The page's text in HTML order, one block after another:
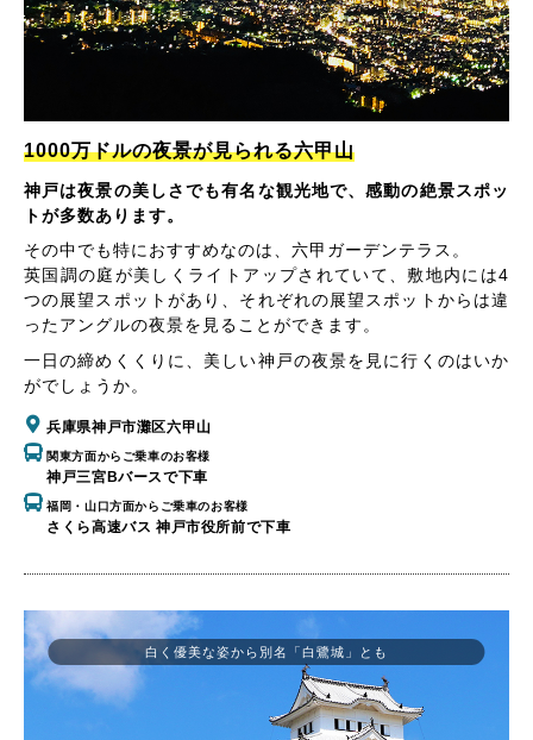
1000万ドルの夜景が見られる六甲山
神戸は夜景の美しさでも有名な観光地で、感動の絶景スポッ
トが多数あります。
その中でも特におすすめなのは、六甲ガーデンテラス。
英国調の庭が美しくライトアップされていて、敷地内には4
つの展望スポットがあり、それぞれの展望スポットからは違
ったアングルの夜景を見ることができます。
一日の締めくくりに、美しい神戸の夜景を見に行くのはいか
がでしょうか。
兵庫県神戸市灘区六甲山
関東方面からご乗車のお客様
神戸三宮Bバースで下車
福岡・山口方面からご乗車のお客様
さくら高速バス 神戸市役所前で下車
白く優美な姿から別名「白鷺城」とも